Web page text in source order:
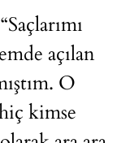
Saçlarımı
açılan
O
kimse